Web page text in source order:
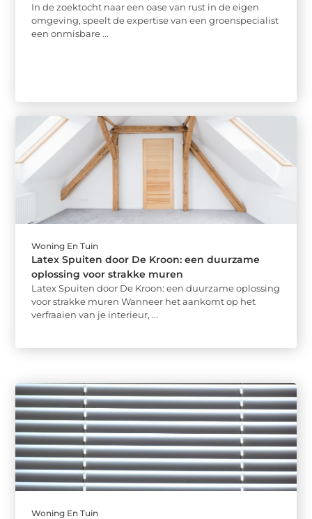
In de zoektocht naar een oase van rust in de eigen
omgeving, speelt de expertise van een groenspecialist
een onmisbare ...
Woning En Tuin
Latex Spuiten door De Kroon: een duurzame
oplossing voor strakke muren
Latex Spuiten door De Kroon: een duurzame oplossing
voor strakke muren Wanneer het aankomt op het
verfraaien van je interieur, ...
Woning En Tuin